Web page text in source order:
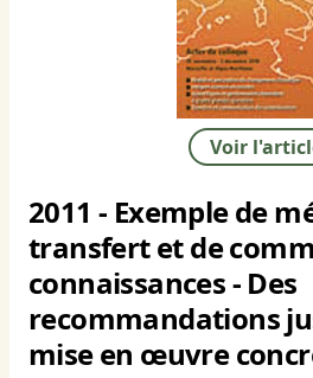
Voir
2011 - Exemple de
transfert et de
connaissances - Des
recommandations
mise en œuvre